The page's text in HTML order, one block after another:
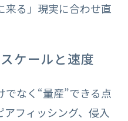
来る」現実に合わせ直
ケールと速度
でなく“量産”できる点
フィッシング、侵入